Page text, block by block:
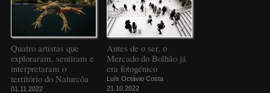
Quatro artistas que
exploraram, sentiram e
interpretaram o
território do Naturcôa
01.11.2022
Antes de o ser, o
Mercado do Bolhão já
era fotogénico
Luís Octávio Costa
21.10.2022